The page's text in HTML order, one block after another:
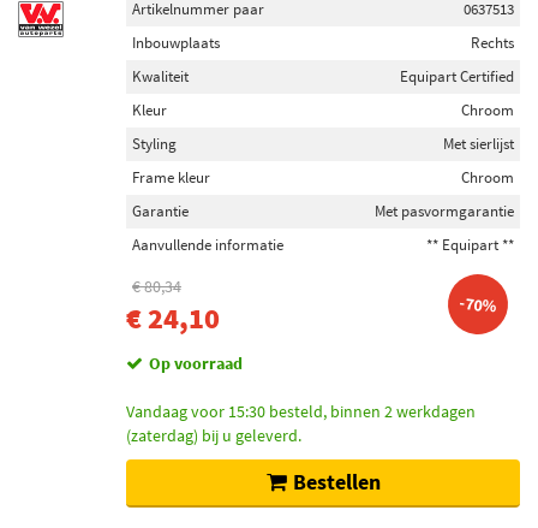
Artikelnummer paar
0637513
Inbouwplaats
Rechts
Kwaliteit
Equipart Certified
Kleur
Chroom
Styling
Met sierlijst
Frame kleur
Chroom
Garantie
Met pasvormgarantie
Aanvullende informatie
** Equipart **
€ 80,34
€ 24,10 -70%
Op voorraad
Vandaag voor 15:30 besteld, binnen 2 werkdagen
(zaterdag) bij u geleverd.
Bestellen